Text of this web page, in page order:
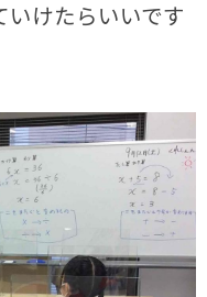
けたらいいです